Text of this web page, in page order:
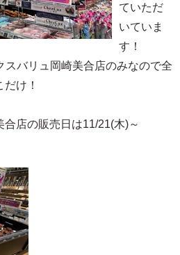
ていただ
いていま
す！
スバリュ岡崎美合店のみなので全
け！
店の販売日は11/21(木)～